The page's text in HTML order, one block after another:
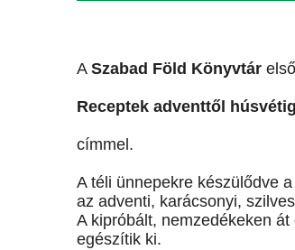
A Szabad Föld Könyvtár
Receptek adventtől húsvétig
címmel.
A téli ünnepekre készülődve
az adventi, karácsonyi,
A kipróbált, nemzedékeken
egészítik ki.